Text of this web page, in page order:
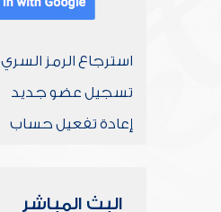
استرجاع الرمز السري
تسجيل عضو جديد
إعادة تفعيل حساب
البث المباشر